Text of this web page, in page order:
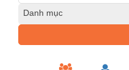
Danh mục